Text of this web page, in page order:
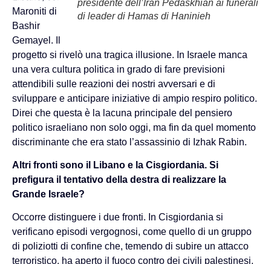
presidente dell’Iran Pedaskhian ai funerali
di leader di Hamas di Haninieh
Maroniti di
Bashir
Gemayel. Il
progetto si rivelò una tragica illusione. In Israele manca
una vera cultura politica in grado di fare previsioni
attendibili sulle reazioni dei nostri avversari e di
sviluppare e anticipare iniziative di ampio respiro politico.
Direi che questa è la lacuna principale del pensiero
politico israeliano non solo oggi, ma fin da quel momento
discriminante che era stato l’assassinio di Izhak Rabin.
Altri fronti sono il Libano e la Cisgiordania. Si
prefigura il tentativo della destra di realizzare la
Grande Israele?
Occorre distinguere i due fronti. In Cisgiordania si
verificano episodi vergognosi, come quello di un gruppo
di poliziotti di confine che, temendo di subire un attacco
terroristico, ha aperto il fuoco contro dei civili palestinesi,